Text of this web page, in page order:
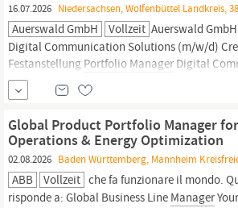
16.07.2026 Niedersachsen, Wolfenbüttel Landkreis,
Auerswald GmbH Vollzeit Auerswald GmbH
Digital Communication Solutions (m/w/d)
Festanstellung Portfolio Manager Digital
Solutions (m/w/d) Ab sofort | hybrid Wir haben
Internationalisierung, Digitalisierung und
Global Product Portfolio Manager
Operations & Energy Optimization
02.08.2026 Baden Württemberg, Mannheim
ABB Vollzeit che fa funzionare il mondo.
risponde a: Global Business Line Manager